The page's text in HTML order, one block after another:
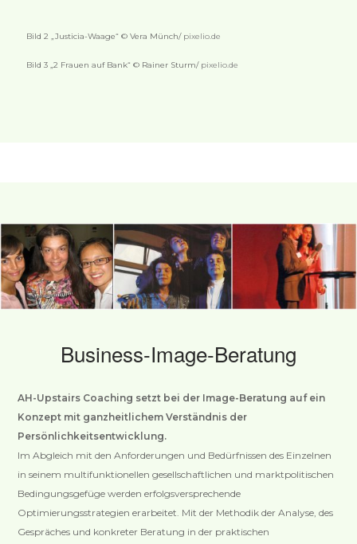
Bild 2 „Justicia-Waage“ © Vera Münch/ pixelio.de
Bild 3 „2 Frauen auf Bank“ © Rainer Sturm/ pixelio.de
Business-Image-Beratung
AH-Upstairs Coaching setzt bei der Image-Beratung auf ein
Konzept mit ganzheitlichem Verständnis der
Persönlichkeitsentwicklung.
Im Abgleich mit den Anforderungen und Bedürfnissen des Einzelnen
in seinem multifunktionellen gesellschaftlichen und marktpolitischen
Bedingungsgefüge werden erfolgsversprechende
Optimierungsstrategien erarbeitet. Mit der Methodik der Analyse, des
Gespräches und konkreter Beratung in der praktischen